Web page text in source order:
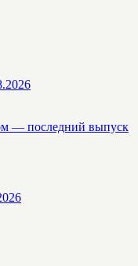
— последний выпуск